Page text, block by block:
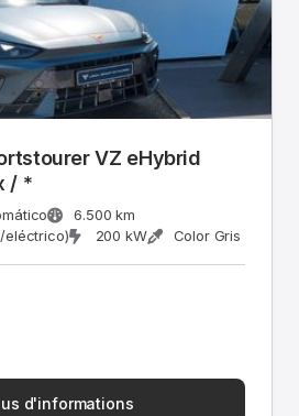
VZ eHybrid
/ *
6.500 km
eléctrico)
200 kW Color Gris
d'informations